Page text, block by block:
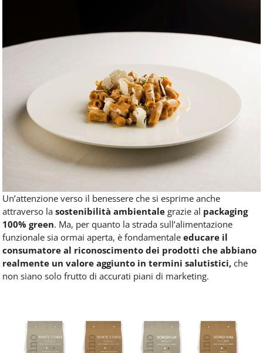
Un’attenzione verso il benessere che si esprime anche
attraverso la sostenibilità ambientale grazie al packaging
100% green. Ma, per quanto la strada sull’alimentazione
funzionale sia ormai aperta, è fondamentale educare il
consumatore al riconoscimento dei prodotti che abbiano
realmente un valore aggiunto in termini salutistici, che
non siano solo frutto di accurati piani di marketing.